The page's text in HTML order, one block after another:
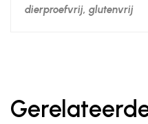
dierproefvrij, glutenvrij